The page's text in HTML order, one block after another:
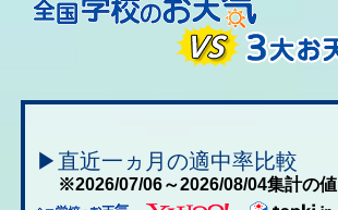
▶直近一ヵ月の適中率比較
※2026/07/06～2026/08/04集計の値